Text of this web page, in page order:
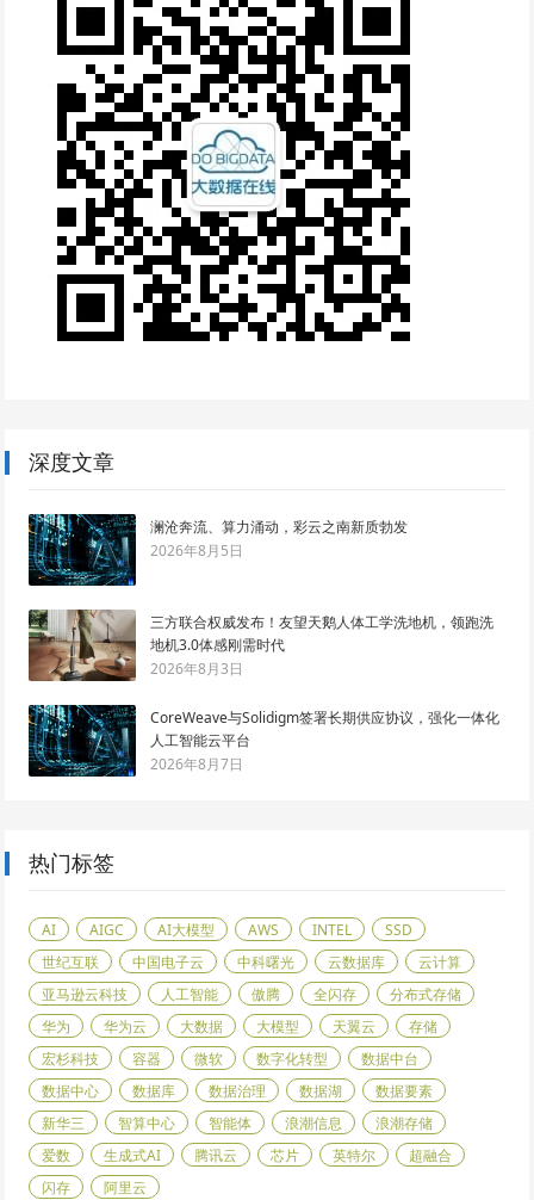
深度文章
澜沧奔流、算力涌动，彩云之南新质勃发
2026年8月5日
三方联合权威发布！友望天鹅人体工学洗地机，领跑洗
地机3.0体感刚需时代
2026年8月3日
CoreWeave与Solidigm签署长期供应协议，强化一体化
人工智能云平台
2026年8月7日
热门标签
AI AIGC AI大模型 AWS INTEL
SSD
世纪互联
中国电子云 中科曙光 云数据库
云计算
亚马逊云科技
人工智能 傲腾 全闪存
分布式存储
华为
华为云 大数据 大模型 天翼云
存储
宏杉科技
容器 微软 数字化转型
数据中台
数据中心
数据库 数据治理 数据湖
数据要素
新华三
智算中心 智能体 浪潮信息
浪潮存储
爱数
生成式AI 腾讯云 芯片 英特尔
超融合
闪存
阿里云